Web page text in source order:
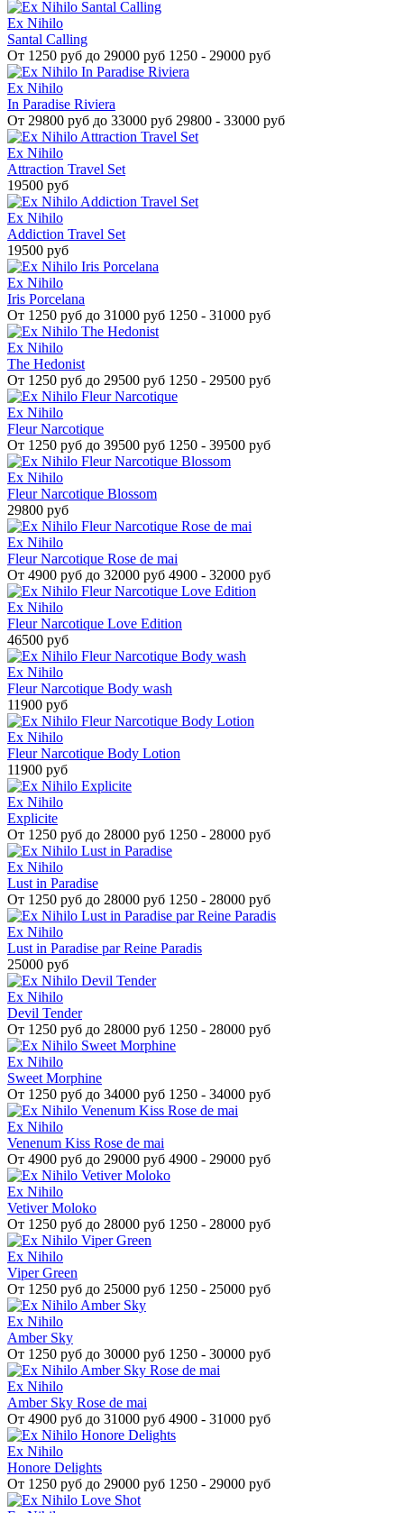
Ex Nihilo
Santal Calling
От 1250 руб до 29000 руб 1250 - 29000 руб
Ex Nihilo
In Paradise Riviera
От 29800 руб до 33000 руб 29800 - 33000 руб
Ex Nihilo
Attraction Travel Set
19500 руб
Ex Nihilo
Addiction Travel Set
19500 руб
Ex Nihilo
Iris Porcelana
От 1250 руб до 31000 руб 1250 - 31000 руб
Ex Nihilo
The Hedonist
От 1250 руб до 29500 руб 1250 - 29500 руб
Ex Nihilo
Fleur Narcotique
От 1250 руб до 39500 руб 1250 - 39500 руб
Ex Nihilo
Fleur Narcotique Blossom
29800 руб
Ex Nihilo
Fleur Narcotique Rose de mai
От 4900 руб до 32000 руб 4900 - 32000 руб
Ex Nihilo
Fleur Narcotique Love Edition
46500 руб
Ex Nihilo
Fleur Narcotique Body wash
11900 руб
Ex Nihilo
Fleur Narcotique Body Lotion
11900 руб
Ex Nihilo
Explicite
От 1250 руб до 28000 руб 1250 - 28000 руб
Ex Nihilo
Lust in Paradise
От 1250 руб до 28000 руб 1250 - 28000 руб
Ex Nihilo
Lust in Paradise par Reine Paradis
25000 руб
Ex Nihilo
Devil Tender
От 1250 руб до 28000 руб 1250 - 28000 руб
Ex Nihilo
Sweet Morphine
От 1250 руб до 34000 руб 1250 - 34000 руб
Ex Nihilo
Venenum Kiss Rose de mai
От 4900 руб до 29000 руб 4900 - 29000 руб
Ex Nihilo
Vetiver Moloko
От 1250 руб до 28000 руб 1250 - 28000 руб
Ex Nihilo
Viper Green
От 1250 руб до 25000 руб 1250 - 25000 руб
Ex Nihilo
Amber Sky
От 1250 руб до 30000 руб 1250 - 30000 руб
Ex Nihilo
Amber Sky Rose de mai
От 4900 руб до 31000 руб 4900 - 31000 руб
Ex Nihilo
Honore Delights
От 1250 руб до 29000 руб 1250 - 29000 руб